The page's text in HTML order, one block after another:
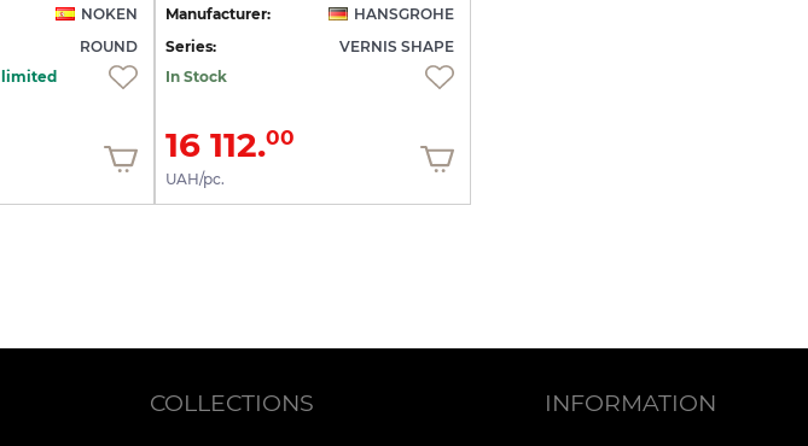
NOKEN
ROUND
limited
Manufacturer:
HANSGROHE
Series:
VERNIS SHAPE
In Stock
16 112.00
UAH/pc.
COLLECTIONS INFORMATION